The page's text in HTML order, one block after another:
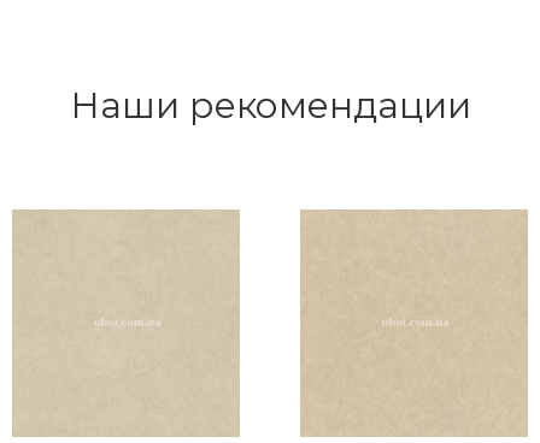
Наши рекомендации